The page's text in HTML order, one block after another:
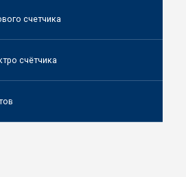
счетчика
счётчика